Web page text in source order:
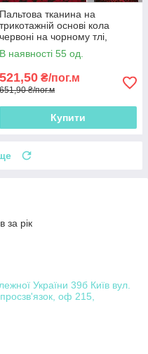
Пальтова тканина на
трикотажній основі кола
червоні на чорному тлі,
ш.150
В наявності 55 од.
521,50 ₴/пог.м
651,90 ₴/пог.м
Купити
за рік
України 39б Київ вул.
оф 215,